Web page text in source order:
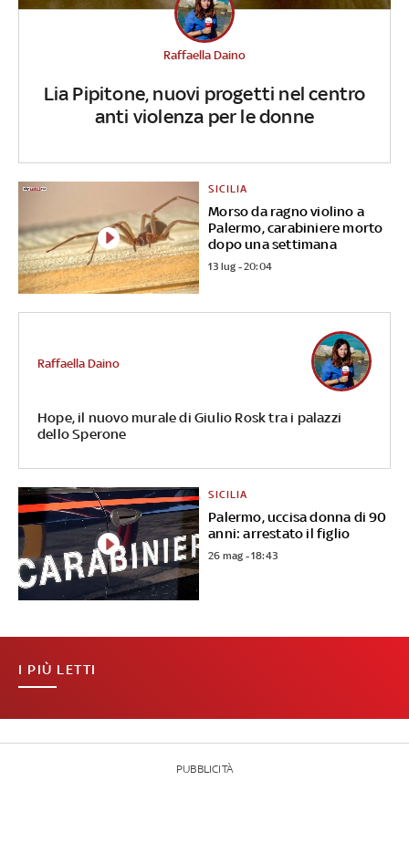
Lia Pipitone, nuovi progetti nel centro
anti violenza per le donne
Raffaella Daino
Morso da ragno violino a
Palermo, carabiniere morto
dopo una settimana
SICILIA
13 lug - 20:04
Hope, il nuovo murale di Giulio Rosk tra i palazzi
dello Sperone
Raffaella Daino
Palermo, uccisa donna di 90
anni: arrestato il figlio
SICILIA
26 mag - 18:43
I PIÙ LETTI
PUBBLICITÀ